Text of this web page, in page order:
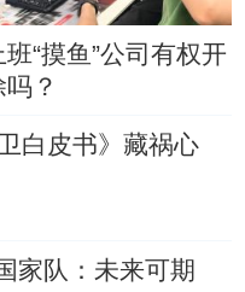
班“摸鱼”公司有权开
吗？
白皮书》藏祸心
家队：未来可期